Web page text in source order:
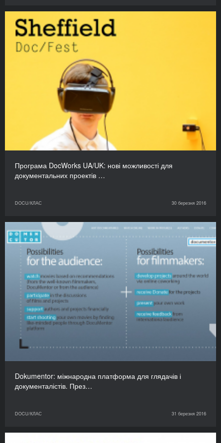
Програма DocWorks UA/UK: нові можливості для
документальних проектів …
DOCU/КЛАС 30 березня 2016
Dokumentor: міжнародна платформа для глядачів і
документалістів. През…
DOCU/КЛАС 31 березня 2016